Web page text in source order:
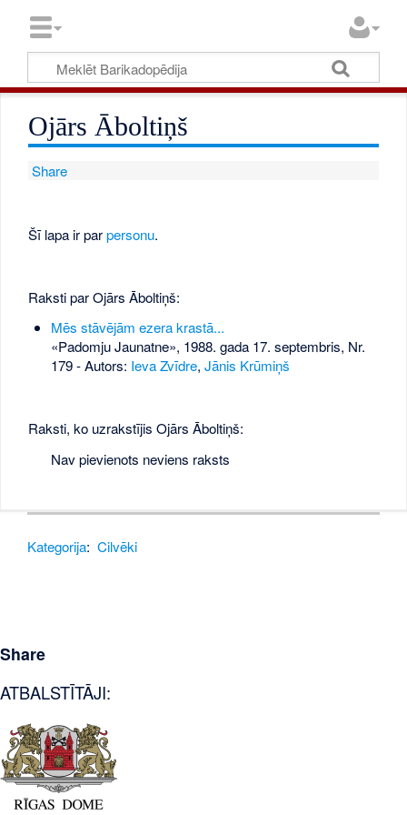
Ojārs Āboltiņš
Share
Šī lapa ir parpersonu.
Raksti par Ojārs Āboltiņš:
Mēs stāvējām ezera krastā...
«Padomju Jaunatne», 1988. gada 17. septembris, Nr.
179- Autors: Ieva Zvīdre, Jānis Krūmiņš
Raksti, ko uzrakstījis Ojārs Āboltiņš:
Nav pievienots neviens raksts
Kategorija: Cilvēki
Share
ATBALSTĪTĀJI: